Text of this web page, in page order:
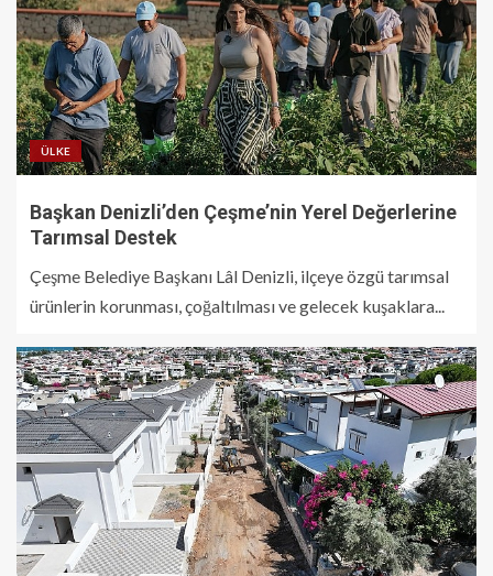
ÜLKE
Başkan Denizli’den Çeşme’nin Yerel Değerlerine
Tarımsal Destek
Çeşme Belediye Başkanı Lâl Denizli, ilçeye özgü tarımsal
ürünlerin korunması, çoğaltılması ve gelecek kuşaklara...